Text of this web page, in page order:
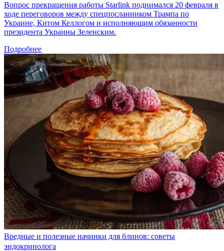
Вопрос прекращения работы Starlink поднимался 20 февраля в
ходе переговоров между спецпосланником Трампа по
Украине, Китом Келлогом и исполняющим обязанности
президента Украины Зеленским.
Подробнее
Вредные и полезные начинки для блинов: советы
эндокринолога